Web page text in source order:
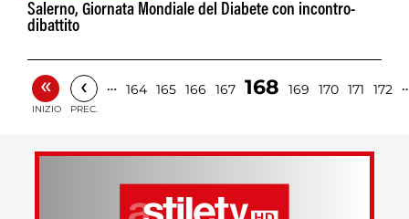
Salerno, Giornata Mondiale del Diabete con incontro-
dibattito
«
INIZIO
‹
PREC.
… 164 165 166 167 168 169 170 171 172